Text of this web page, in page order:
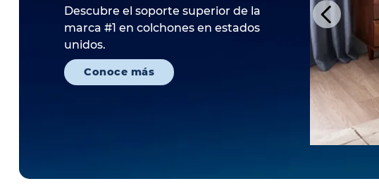
Descubre el soporte superior de la
marca #1 en colchones en estados
unidos.
Conoce más